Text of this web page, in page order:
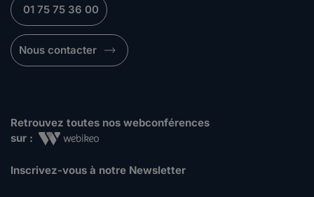
01 75 75 36 00
Nous contacter
Retrouvez toutes nos webconférences
sur :
Inscrivez-vous à notre Newsletter